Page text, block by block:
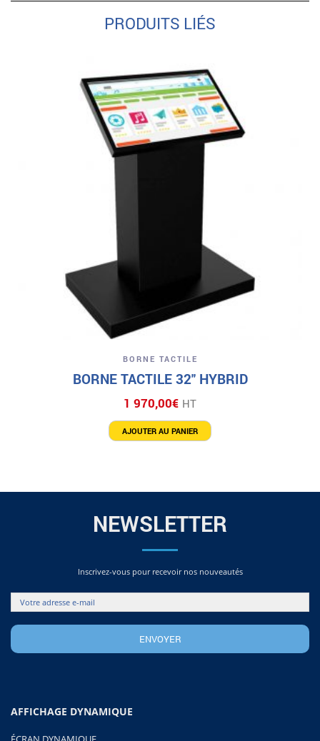
PRODUITS LIÉS
BORNE TACTILE
BORNE TACTILE 32″ HYBRID
1 970,00€ HT
AJOUTER AU PANIER
NEWSLETTER
Inscrivez-vous pour recevoir nos nouveautés
AFFICHAGE DYNAMIQUE